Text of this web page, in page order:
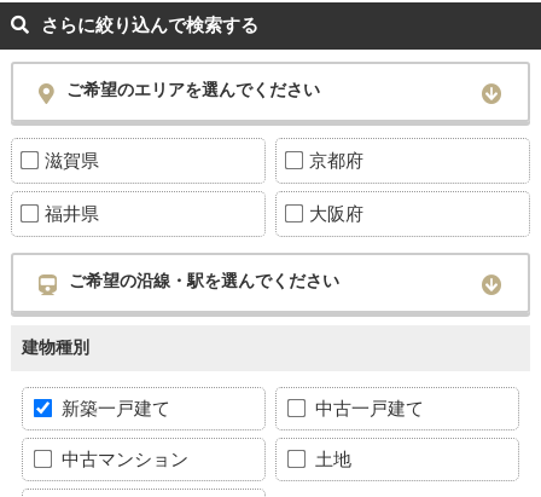
さらに絞り込んで検索する
ご希望のエリアを選んでください
滋賀県 京都府
福井県 大阪府
ご希望の沿線・駅を選んでください
建物種別
新築一戸建て 中古一戸建て
中古マンション 土地